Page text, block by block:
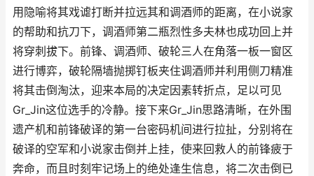
用隐喻将其戏谑打断并拉远其和调酒师的距离，在小说家
的帮助和抗刀下，调酒师第二瓶烈性多夫林也成功回上并
将穿刺拔下。前锋、调酒师、破轮三人在角落一板一窗区
进行博弈，破轮隔墙抛掷钉板夹住调酒师并利用侧刀精准
将其击倒淘汰，迎来本局的决定因素转折点，足以可见
Gr_Jin这位选手的冷静。接下来Gr_Jin思路清晰，在外围
遗产机和前锋破译的第一台密码机间进行拉扯，分别将在
破译的空军和小说家击倒并上挂，使来回救人的前锋疲于
奔命，而且时刻牢记场上的绝处逢生信息，将二次击倒已